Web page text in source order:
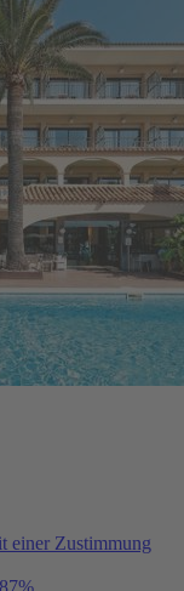
einer Zustimmung
87%